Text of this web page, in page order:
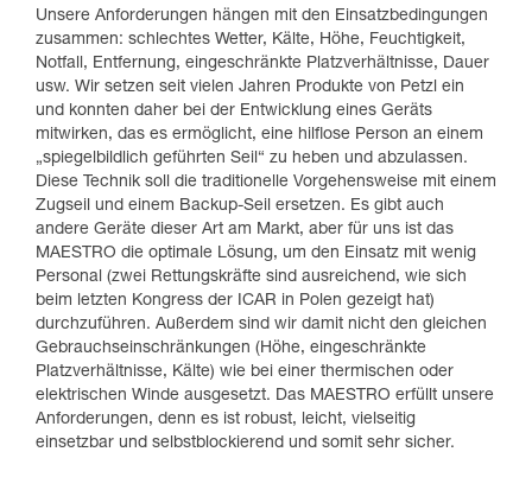
Unsere Anforderungen hängen mit den Einsatzbedingungen
zusammen: schlechtes Wetter, Kälte, Höhe, Feuchtigkeit,
Notfall, Entfernung, eingeschränkte Platzverhältnisse, Dauer
usw. Wir setzen seit vielen Jahren Produkte von Petzl ein
und konnten daher bei der Entwicklung eines Geräts
mitwirken, das es ermöglicht, eine hilflose Person an einem
„spiegelbildlich geführten Seil“ zu heben und abzulassen.
Diese Technik soll die traditionelle Vorgehensweise mit einem
Zugseil und einem Backup-Seil ersetzen. Es gibt auch
andere Geräte dieser Art am Markt, aber für uns ist das
MAESTRO die optimale Lösung, um den Einsatz mit wenig
Personal (zwei Rettungskräfte sind ausreichend, wie sich
beim letzten Kongress der ICAR in Polen gezeigt hat)
durchzuführen. Außerdem sind wir damit nicht den gleichen
Gebrauchseinschränkungen (Höhe, eingeschränkte
Platzverhältnisse, Kälte) wie bei einer thermischen oder
elektrischen Winde ausgesetzt. Das MAESTRO erfüllt unsere
Anforderungen, denn es ist robust, leicht, vielseitig
einsetzbar und selbstblockierend und somit sehr sicher.